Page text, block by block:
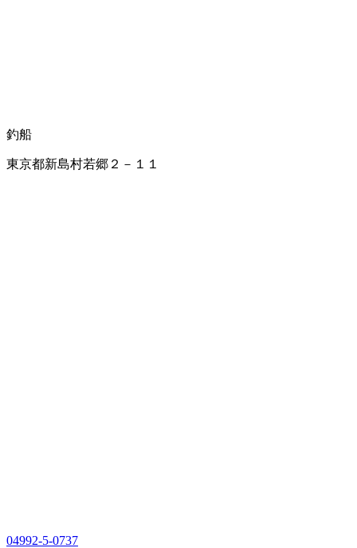
釣船
東京都新島村若郷２－１１
04992-5-0737